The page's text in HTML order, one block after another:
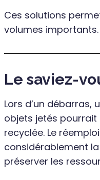
Ces solutions
volumes importants.
Le saviez-
Lors d’un débarras,
objets jetés pourrait
recyclée. Le
considérablement
préserver les